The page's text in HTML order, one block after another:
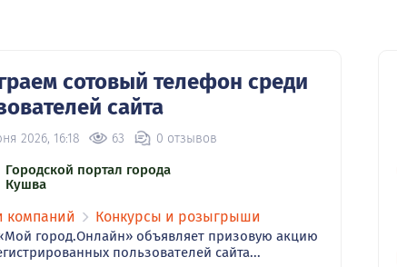
сотовый телефон среди
сайта
2026, 16:18 63 0 отзывов
Городской портал города
Кушва
компаний Конкурсы и розыгрыши
город.Онлайн» объявляет призовую акцию
пользователей сайта...